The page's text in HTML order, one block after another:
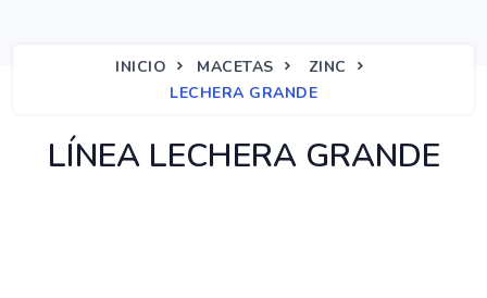
INICIO MACETAS
ZINC
LECHERA GRANDE
LÍNEA LECHERA GRANDE